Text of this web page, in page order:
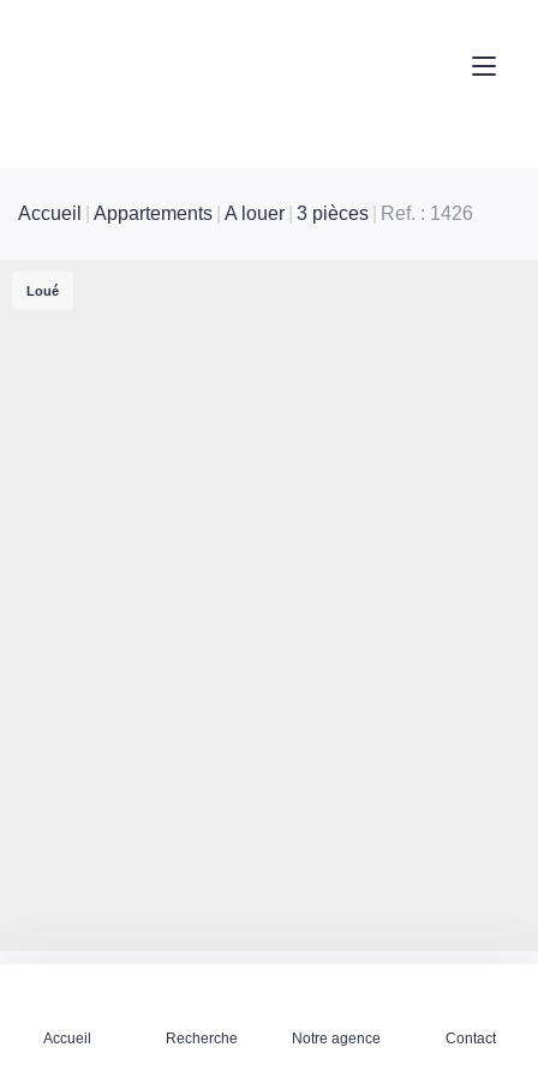
Accueil Recherche Notre agence Contact
Accueil Appartements A louer 3 pièces Ref. : 1426
Loué